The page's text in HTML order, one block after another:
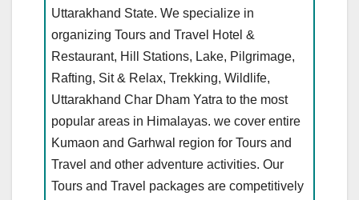
Uttarakhand State. We specialize in
organizing Tours and Travel Hotel &
Restaurant, Hill Stations, Lake, Pilgrimage,
Rafting, Sit & Relax, Trekking, Wildlife,
Uttarakhand Char Dham Yatra to the most
popular areas in Himalayas. we cover entire
Kumaon and Garhwal region for Tours and
Travel and other adventure activities. Our
Tours and Travel packages are competitively